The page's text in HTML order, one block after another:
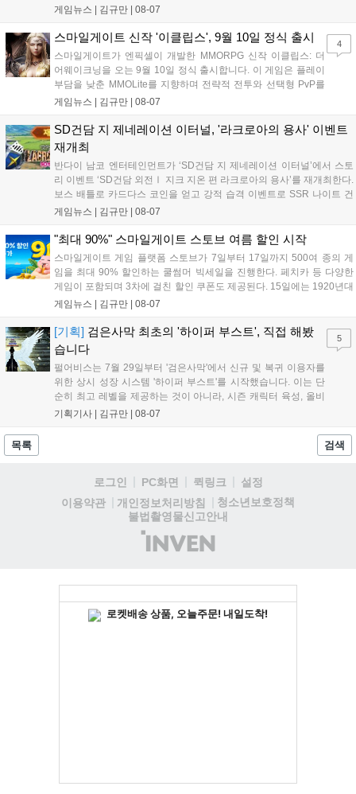
이터 네트워크를 결합하여 정규 및 특별 콘텐츠를 공동 기획한다. 또한
오프라인 연계 프로그램을 순차적으로 선보이며 e스포츠 생태계 확장에
나설 계획이다....
게임뉴스 | 김규만 08-07
스마일게이트 신작 '이클립스', 9월 10일 정식 출시
스마일게이트가 엔픽셀이 개발한 MMORPG 신작 이클립스: 더
어웨이크닝을 오는 9월 10일 정식 출시합니다. 이 게임은 플레이
부담을 낮춘 MMOLite를 지향하며 전략적 전투와 선택형 PvP를
특징으로 합니다. 현재 공식 홈페이지와 앱 마켓에서 사전등록을
니다. 또한 카카오톡 채널 추가 시 주차별 스페셜 쿠폰과 한정 스
킨, 경품 이벤트 등 풍성한 혜택을 마련해 이용자들의 기대를 모
으고 있습니다....
게임뉴스 | 김규만 08-07
4
SD건담 지 제네레이션 이터널, '라크로아의 용사' 이벤트
재개최
반다이 남코 엔터테인먼트가 ‘SD건담 지 제네레이션 이터널’에서 스토
리 이벤트 ‘SD건담 외전Ⅰ 지크 지온 편 라크로아의 용사’를 재개최한다.
보스 배틀로 카드다스 코인을 얻고 강적 습격 이벤트로 SSR 나이트 건
담을 획득할 수 있다. 로그인 보너스로 최대 다이아 3,000개를 지급하며,
원 증정한다. 또한 9월 30일까지 공식 유튜브에서 특별 프로그램을 시청
할 수 있다....
게임뉴스 | 김규만 08-07
"최대 90%" 스마일게이트 스토브 여름 할인 시작
스마일게이트 게임 플랫폼 스토브가 7일부터 17일까지 500여 종의 게
임을 최대 90% 할인하는 쿨썸머 빅세일을 진행한다. 페치카 등 다양한
게임이 포함되며 3차에 걸친 할인 쿠폰도 제공된다. 15일에는 1920년대
경성 배경의 신작 그날의 신문이 출시되며, 15일부터 17일까지는 국내
은 공식 페이지에서 확인 가능하다....
게임뉴스 | 김규만 08-07
[기획] 검은사막 최초의 '하이퍼 부스트', 직접 해봤
습니다
펄어비스는 7월 29일부터 '검은사막'에서 신규 및 복귀 이용자를
위한 상시 성장 시스템 '하이퍼 부스트'를 시작했습니다. 이는 단
순히 최고 레벨을 제공하는 것이 아니라, 시즌 캐릭터 육성, 올비
아 아카데미 수료, 아침의 나라 설화 진행 등 4단계 과정을 통해
용자는 과제를 완수하며 동(V) 투발라 장비와 검은별 무기, 카라
기획기사 | 김규만 08-07
5
목록 검색
로그인 PC화면 퀵링크
설정
이용약관
개인정보처리방침
청소년보호정책
불법촬영물신고안내
(주)
인